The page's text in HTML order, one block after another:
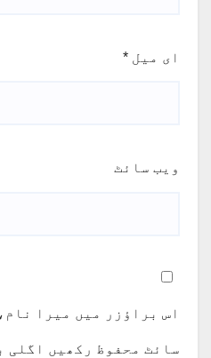
ای میل *
ویب‌ سائٹ
اس براؤزر میں میرا
سائٹ محفوظ رکھیں اگلی